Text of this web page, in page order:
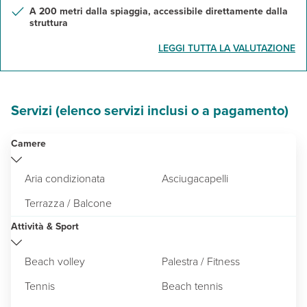
A 200 metri dalla spiaggia, accessibile direttamente dalla
struttura
LEGGI TUTTA LA VALUTAZIONE
Servizi (elenco servizi inclusi o a pagamento)
Camere
Aria condizionata
Asciugacapelli
Terrazza / Balcone
Attività & Sport
Beach volley
Palestra / Fitness
Tennis
Beach tennis